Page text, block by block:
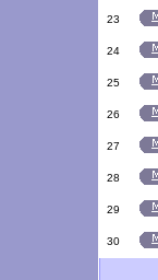
23
24
25
26
27
28
29
30